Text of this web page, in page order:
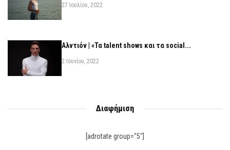
27 Ιουλίου, 2022
Αλντιόν | «Τα talent shows και τα social...
2 Ιουνίου, 2022
Διαφήμιση
[adrotate group="5"]